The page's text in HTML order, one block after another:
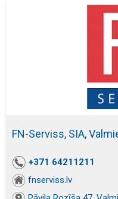
FN-Serviss, SIA,
+371 64211211
fnserviss.lv